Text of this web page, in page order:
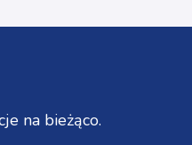
na bieżąco.